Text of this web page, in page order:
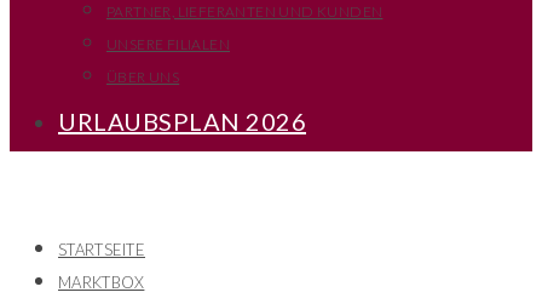
PARTNER, LIEFERANTEN UND KUNDEN
UNSERE FILIALEN
ÜBER UNS
URLAUBSPLAN 2026
STARTSEITE
MARKTBOX